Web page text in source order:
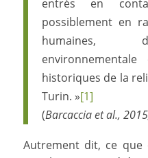
entrés en
possiblement en
humaines,
historiques de la
Turin. »[1]
(Barcaccia et al.,
Autrement dit, ce que